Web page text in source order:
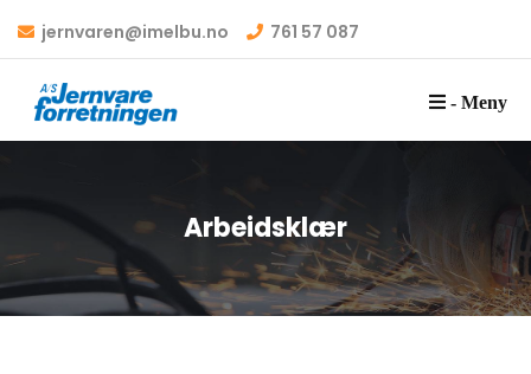
jernvaren@imelbu.no 761 57 087
- Meny
Arbeidsklær